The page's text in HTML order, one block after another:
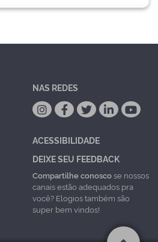
NAS REDES
ACESSIBILIDADE
DEIXE SEU FEEDBACK
Compartilhe conoscose nossos
canais estão adequados pra
você? Elogios também são
super bem vindos!